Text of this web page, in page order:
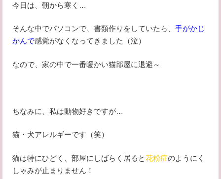
今日は、朝から寒く…
そんな中でパソコンで、書類作りをしていたら、 手がかじ
かんで感覚がなくなってきました（泣）
なので、家の中で一番暖かい猫部屋に退避～
ちなみに、私は動物好きですが…
猫・犬アレルギーです（笑）
猫は特にひどく、部屋にしばらく居ると花粉症のようにく
しゃみが止まりません！